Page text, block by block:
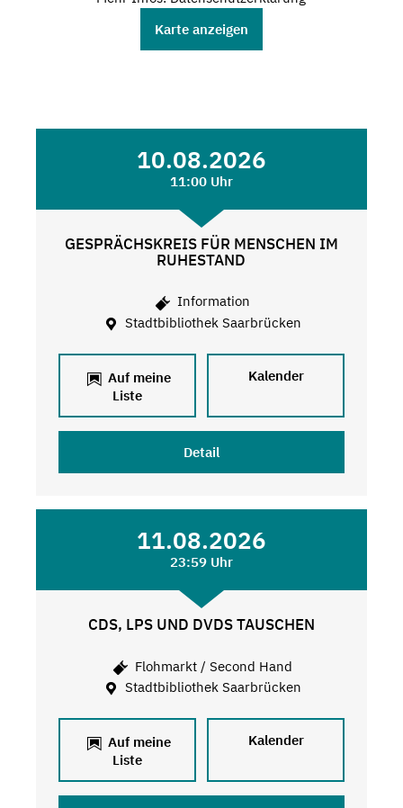
Karte anzeigen
10.08.2026
11:00 Uhr
GESPRÄCHSKREIS FÜR MENSCHEN IM
RUHESTAND
Information
Stadtbibliothek Saarbrücken
Auf meine
Liste
Kalender
Detail
11.08.2026
23:59 Uhr
CDS, LPS UND DVDS TAUSCHEN
Flohmarkt / Second Hand
Stadtbibliothek Saarbrücken
Auf meine
Liste
Kalender